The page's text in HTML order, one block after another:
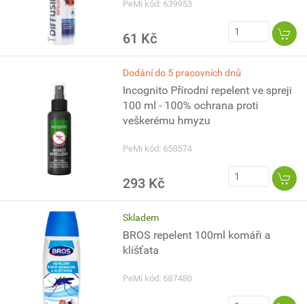
PeMi kód: 639953
61 Kč
Dodání do 5 pracovních dnů
Incognito Přírodní repelent ve spreji
100 ml - 100% ochrana proti
veškerému hmyzu
PeMi kód: 658574
293 Kč
Skladem
BROS repelent 100ml komáři a
klíšťata
PeMi kód: 687480